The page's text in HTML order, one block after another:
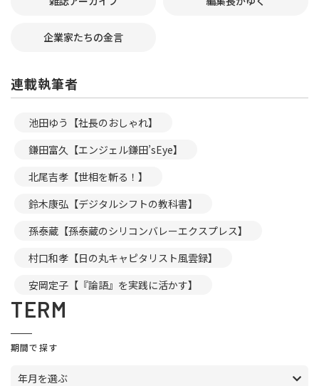
企業家たちの金言
連載執筆者
池田ゆう【社長のおしゃれ】
鎌田富久【エンジェル鎌田’sEye】
北尾吉孝【世相を斬る！】
鈴木康弘【デジタルシフトの教科書】
孫泰蔵【孫泰蔵のシリコンバレーエクスプレス】
村口和孝【日の丸キャピタリスト風雲録】
安岡定子【『論語』を実践に活かす】
TERM
期間で探す
年月を選ぶ